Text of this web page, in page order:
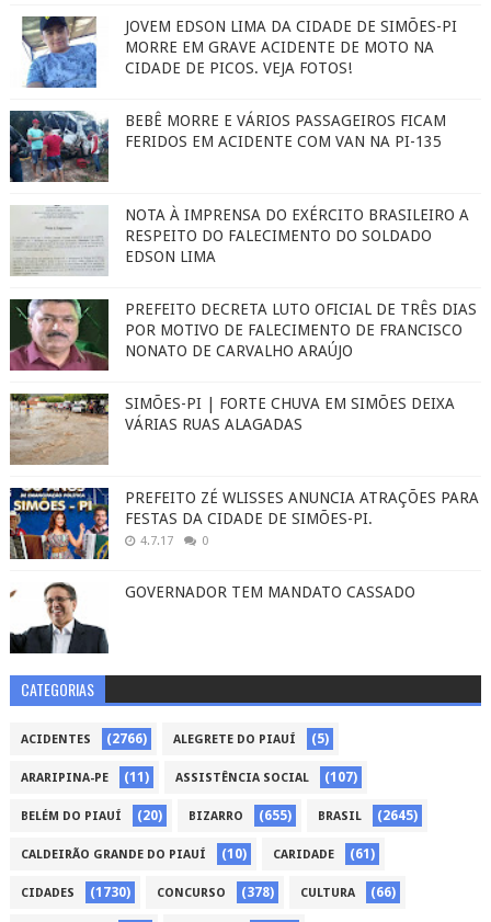
JOVEM EDSON LIMA DA CIDADE DE SIMÕES-PI
MORRE EM GRAVE ACIDENTE DE MOTO NA
CIDADE DE PICOS. VEJA FOTOS!
BEBÊ MORRE E VÁRIOS PASSAGEIROS FICAM
FERIDOS EM ACIDENTE COM VAN NA PI-135
NOTA À IMPRENSA DO EXÉRCITO BRASILEIRO A
RESPEITO DO FALECIMENTO DO SOLDADO
EDSON LIMA
PREFEITO DECRETA LUTO OFICIAL DE TRÊS DIAS
POR MOTIVO DE FALECIMENTO DE FRANCISCO
NONATO DE CARVALHO ARAÚJO
SIMÕES-PI | FORTE CHUVA EM SIMÕES DEIXA
VÁRIAS RUAS ALAGADAS
PREFEITO ZÉ WLISSES ANUNCIA ATRAÇÕES PARA
FESTAS DA CIDADE DE SIMÕES-PI.
4.7.17 0
GOVERNADOR TEM MANDATO CASSADO
CATEGORIAS
ACIDENTES (2766) ALEGRETE DO PIAUÍ (5)
ARARIPINA-PE (11) ASSISTÊNCIA SOCIAL (107)
BELÉM DO PIAUÍ (20) BIZARRO (655) BRASIL (2645)
CALDEIRÃO GRANDE DO PIAUÍ (10) CARIDADE (61)
CIDADES (1730) CONCURSO (378) CULTURA (66)